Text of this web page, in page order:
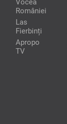
Vocea
României
Las
Fierbinți
Apropo
TV